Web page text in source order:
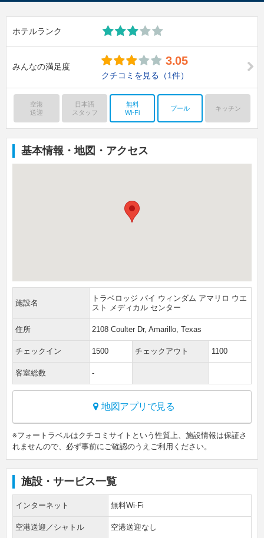
ホテルランク
みんなの満足度 3.05
クチコミを見る （1件）
空港
送迎
日本語
スタッフ
無料
Wi-Fi
プール キッチン
基本情報・地図・アクセス
施設名
トラベロッジ バイ ウィンダム アマリロ ウエ
スト メディカル センター
住所 2108 Coulter Dr, Amarillo, Texas
チェックイン 1500 チェックアウト 1100
客室総数 -
地図アプリで見る
※フォートラベルはクチコミサイトという性質上、施設情報は保証さ
れませんので、必ず事前にご確認のうえご利用ください。
施設・サービス一覧
インターネット 無料Wi-Fi
空港送迎／シャトル 空港送迎なし